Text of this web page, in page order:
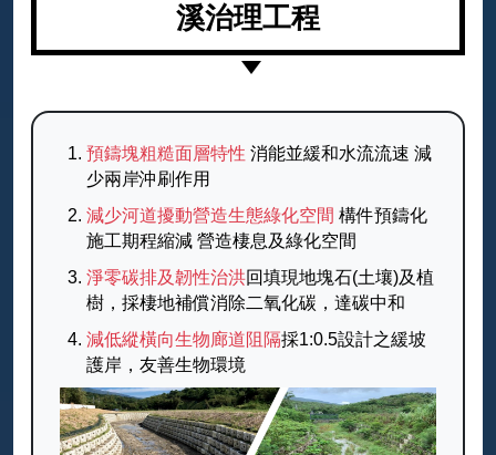
溪治理工程
預鑄塊粗糙面層特性 消能並緩和水流流速 減
少兩岸沖刷作用
減少河道擾動營造生態綠化空間 構件預鑄化
施工期程縮減 營造棲息及綠化空間
淨零碳排及韌性治洪回填現地塊石(土壤)及植
樹，採棲地補償消除二氧化碳，達碳中和
減低縱橫向生物廊道阻隔採1:0.5設計之緩坡
護岸，友善生物環境